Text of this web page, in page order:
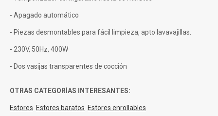
- Apagado automático
- Piezas desmontables para fácil limpieza, apto lavavajillas.
- 230V, 50Hz, 400W
- Dos vasijas transparentes de cocción
OTRAS CATEGORÍAS INTERESANTES:
Estores Estores baratos Estores enrollables